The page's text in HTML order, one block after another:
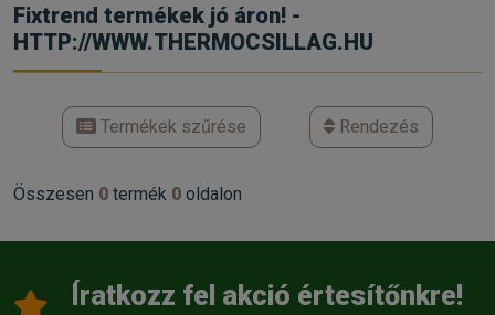
Fixtrend termékek jó áron! -
HTTP://WWW.THERMOCSILLAG.HU
Termékek szűrése Rendezés
Összesen 0 termék 0 oldalon
Íratkozz fel akció értesítőnkre!